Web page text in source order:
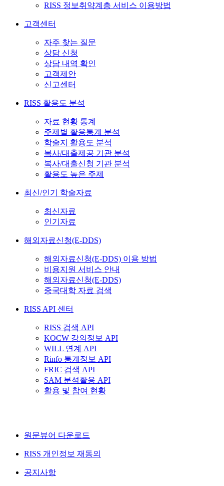
RISS 정보취약계층 서비스 이용방법
고객센터
자주 찾는 질문
상담 신청
상담 내역 확인
고객제안
신고센터
RISS 활용도 분석
자료 현황 통계
주제별 활용통계 분석
학술지 활용도 분석
복사/대출제공 기관 분석
복사/대출신청 기관 분석
활용도 높은 주제
최신/인기 학술자료
최신자료
인기자료
해외자료신청(E-DDS)
해외자료신청(E-DDS) 이용 방법
비용지원 서비스 안내
해외자료신청(E-DDS)
중국대학 자료 검색
RISS API 센터
RISS 검색 API
KOCW 강의정보 API
WILL 연계 API
Rinfo 통계정보 API
FRIC 검색 API
SAM 분석활용 API
활용 및 참여 현황
원문뷰어 다운로드
RISS 개인정보 재동의
공지사항